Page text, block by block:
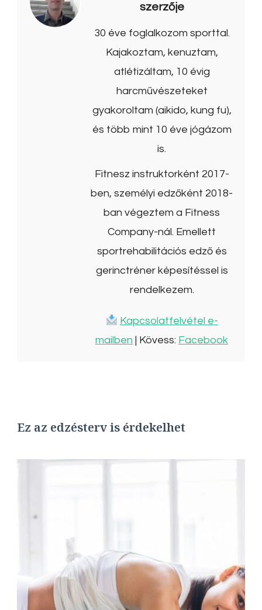
szerzője
30 éve foglalkozom sporttal.
Kajakoztam, kenuztam,
atlétizáltam, 10 évig
harcművészeteket
gyakoroltam (aikido, kung fu),
és több mint 10 éve jógázom
is.
Fitnesz instruktorként 2017-
ben, személyi edzőként 2018-
ban végeztem a Fitness
Company-nál. Emellett
sportrehabilitációs edző és
gerinctréner képesítéssel is
rendelkezem.
Kapcsolatfelvétel e-
mailben | Kövess: Facebook
Ez az edzésterv is érdekelhet